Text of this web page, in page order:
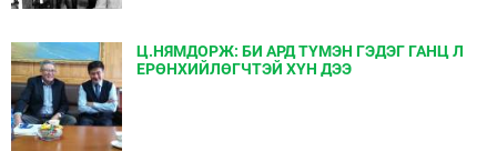
Ц.НЯМДОРЖ: БИ АРД ТҮМЭН ГЭДЭГ ГАНЦ Л
ЕРӨНХИЙЛӨГЧТЭЙ ХҮН ДЭЭ